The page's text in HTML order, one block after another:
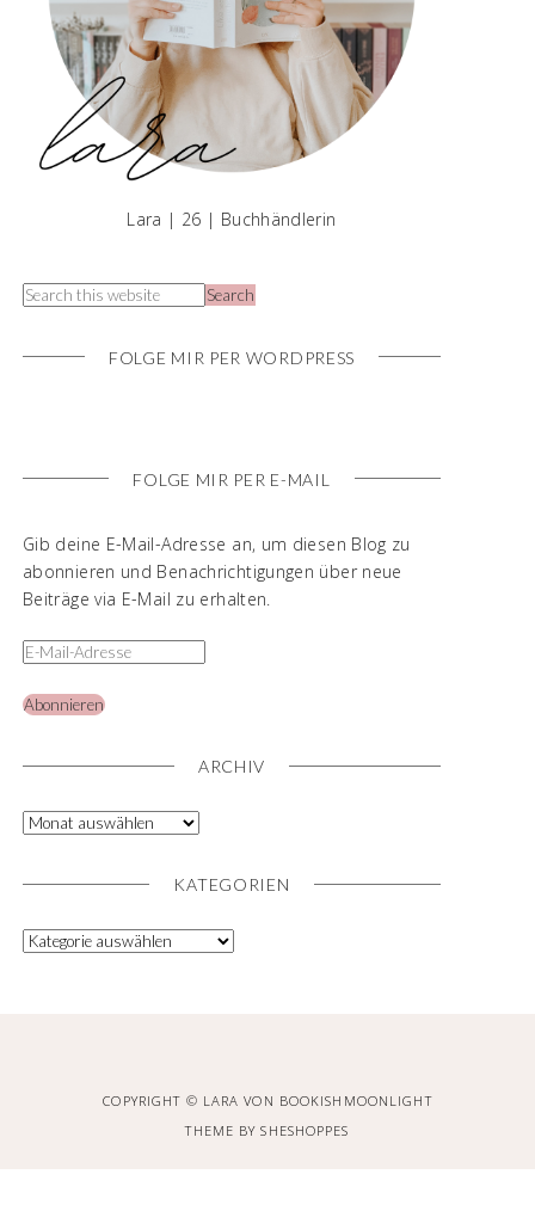
Lara | 26 | Buchhändlerin
FOLGE MIR PER WORDPRESS
FOLGE MIR PER E-MAIL
Gib deine E-Mail-Adresse an, um diesen Blog zu
abonnieren und Benachrichtigungen über neue
Beiträge via E-Mail zu erhalten.
Abonnieren
ARCHIV
KATEGORIEN
COPYRIGHT © LARA VON BOOKISHMOONLIGHT
THEME BYSHESHOPPES